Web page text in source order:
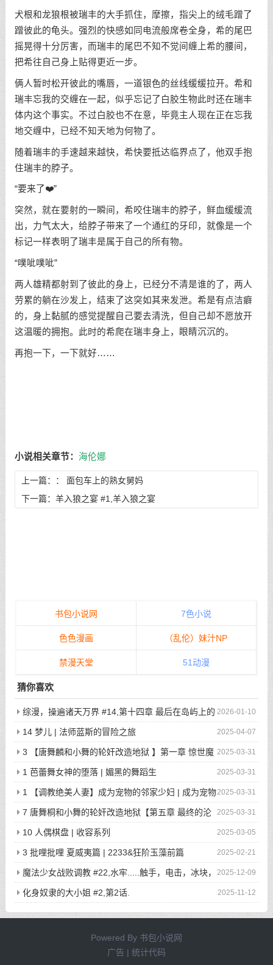
犬根和龙狼根被瑞丰的大手抓住，摩擦，指尖上的绒毛蹭了
蹭彼此的龟头。强烈的快感如同电流般席卷全身，希的尾巴
摇晃得十分厉害，而瑞丰的尾巴不知不觉间缠上希的腰间，
把希往自己身上贴得更近一步。
俩人暂时松开彼此的嘴唇，一道银色的丝线缓缓拉开。希和
瑞丰忘我的交缠在一起，似乎忘记了白胶生物此时还在瑞丰
体内这个事实。不过白胶也不在意，毕竟主人现在正在忘我
地交缠中，已经不知天地为何物了。
随着瑞丰的手速越来越快，希快要抵达临界点了，他双手抱
住瑞丰的脖子。
“要来了❤️”
突然，就在要射的一瞬间，希咬住瑞丰的脖子，鲜血缓缓流
出，力气太大，给脖子带来了一个通红的牙印，就像是一个
标记一样表明了瑞丰是属于自己的所有物。
“噗呲噗呲”
两人雄精都射到了彼此的身上，已经分不清是谁的了，两人
劳累的躺在沙发上，结束了这突如其来发泄。希是有点洁癖
的，身上黏腻的感觉提醒自己要去清洗，但自己却不愿放开
这温暖的拥抱。此时的希爬在瑞丰身上，眼睛沉沉的。
再抱一下，一下就好……
小说相关章节： 海伦娜
上一篇：： 面包车上的熟女舅妈
下一篇： 羊入狼之宴 #1,羊入狼之宴
书包小说网 7色小说
色色漫画 （乱伦）妹汁NP
禁漫天堂 51动漫
猜你喜欢
2026-01-10
综漫，操遍诸天万界 #14,第十四章 最后在岛屿上的
狂欢派对
2025-04-07
14 梦儿 | 法师蓝斯的冒险之旅
2025-03-31
3 【唐舞麟和小舞的轮奸改造地狱 】第一章 惊世魔
王现身 | 斗罗大陆同人
2025-03-31
1 芭蕾舞女神的堕落 | 媚黑的舞蹈生
2025-03-31
1 【调教绝美人妻】成为宠物的邻家少妇 | 成为宠物
的邻家少妇
2025-03-31
7 唐舞桐和小舞的轮奸改造地狱【第五章 最终的沦
陷】 | 斗罗大陆同人
2025-03-05
10 人偶棋盘 | 收容系列
2025-02-21
3 批哩批哩 夏威夷篇 | 2233&狂阶玉藻前篇
2025-12-09
魔法少女战败调教 #22,水牢.....触手，电击，冰块，
高潮寸止.....我在干什么啊我
2025-11-12
化身奴隶的大小姐 #2,第2话.
Powered By 书包小说网
广告 | 统计代码